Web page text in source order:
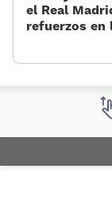
el Real
refuerzos en